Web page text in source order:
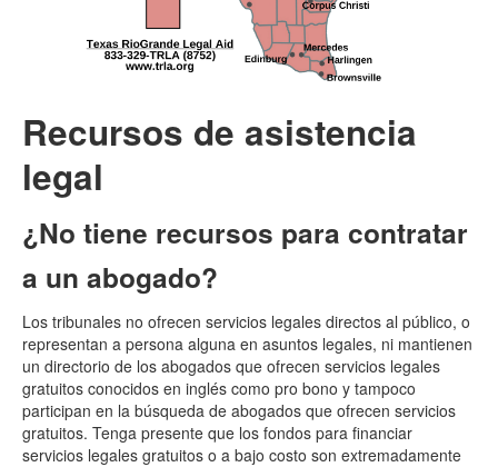
Recursos de asistencia
legal
¿No tiene recursos para contratar
a un abogado?
Los tribunales no ofrecen servicios legales directos al público, o
representan a persona alguna en asuntos legales, ni mantienen
un directorio de los abogados que ofrecen servicios legales
gratuitos conocidos en inglés como pro bono y tampoco
participan en la búsqueda de abogados que ofrecen servicios
gratuitos. Tenga presente que los fondos para financiar
servicios legales gratuitos o a bajo costo son extremadamente